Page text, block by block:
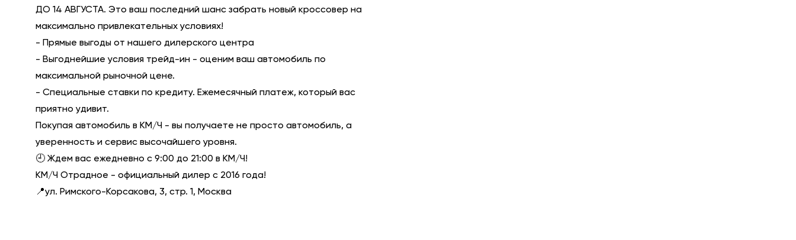
ДО 14 АВГУСТА. Это ваш последний шанс забрать новый кроссовер на
максимально привлекательных условиях!
- Прямые выгоды от нашего дилерского центра
- Выгоднейшие условия трейд-ин - оценим ваш автомобиль по
максимальной рыночной цене.
- Специальные ставки по кредиту. Ежемесячный платеж, который вас
приятно удивит.
Покупая автомобиль в КМ/Ч - вы получаете не просто автомобиль, а
уверенность и сервис высочайшего уровня.
🕘 Ждем вас ежедневно с 9:00 до 21:00 в КМ/Ч!
КМ/Ч Отрадное - официальный дилер с 2016 года!
📍ул. Римского-Корсакова, 3, стр. 1, Москва